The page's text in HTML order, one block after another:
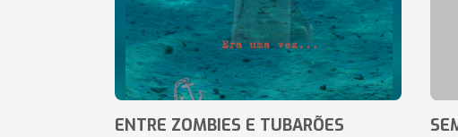
ENTRE ZOMBIES E TUBARÕES